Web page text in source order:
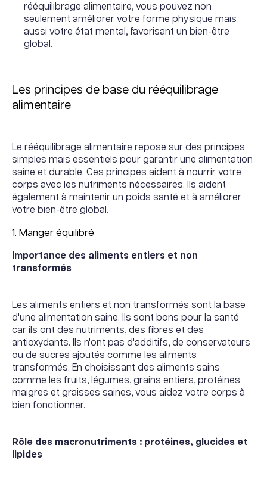
rééquilibrage alimentaire, vous pouvez non
seulement améliorer votre forme physique mais
aussi votre état mental, favorisant un bien-être
global.
Les principes de base du rééquilibrage
alimentaire
Le rééquilibrage alimentaire repose sur des principes
simples mais essentiels pour garantir une alimentation
saine et durable. Ces principes aident à nourrir votre
corps avec les nutriments nécessaires. Ils aident
également à maintenir un poids santé et à améliorer
votre bien-être global.
1. Manger équilibré
Importance des aliments entiers et non
transformés
Les aliments entiers et non transformés sont la base
d'une alimentation saine. Ils sont bons pour la santé
car ils ont des nutriments, des fibres et des
antioxydants. Ils n'ont pas d'additifs, de conservateurs
ou de sucres ajoutés comme les aliments
transformés. En choisissant des aliments sains
comme les fruits, légumes, grains entiers, protéines
maigres et graisses saines, vous aidez votre corps à
bien fonctionner.
Rôle des macronutriments : protéines, glucides et
lipides